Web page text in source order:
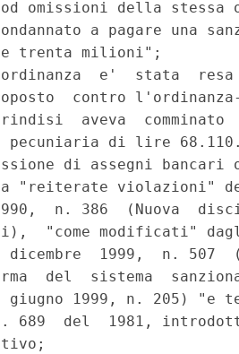
omissioni della
a pagare una
trenta milioni";
e'  stata
contro
aveva  comminato
pecuniaria di lire
di assegni bancari
"reiterate violazioni"
n. 386  (Nuova
"come modificati"
1999,  n. 507
del  sistema
giugno 1999, n. 205) "e
689  del  1981,